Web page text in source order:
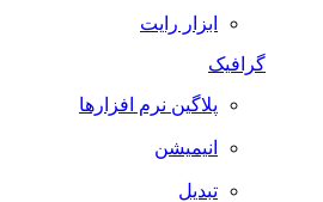
ابزار رایت
گرافیک
پلاگین نرم افزارها
انیمیشن
تبدیل